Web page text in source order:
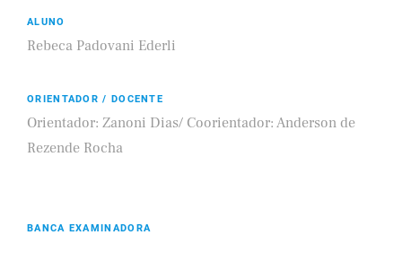
ALUNO
Rebeca Padovani Ederli
ORIENTADOR / DOCENTE
Orientador: Zanoni Dias/ Coorientador: Anderson de
Rezende Rocha
BANCA EXAMINADORA